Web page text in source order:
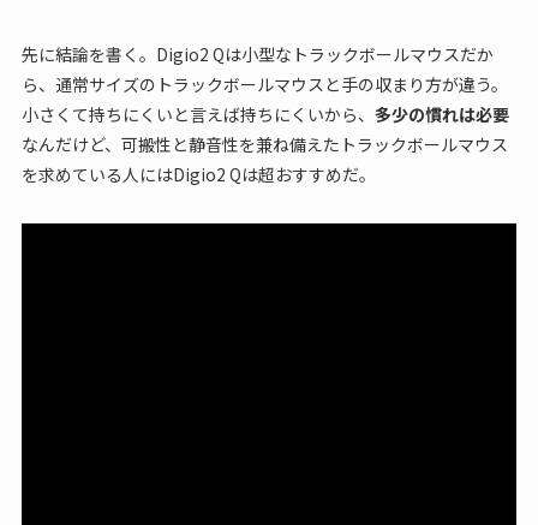
先に結論を書く。Digio2 Qは小型なトラックボールマウスだか
ら、通常サイズのトラックボールマウスと手の収まり方が違う。
小さくて持ちにくいと言えば持ちにくいから、 多少の慣れは必要
なんだけど、可搬性と静音性を兼ね備えたトラックボールマウス
を求めている人にはDigio2 Qは超おすすめだ。